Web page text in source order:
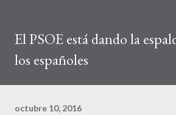
El PSOE está dando la
los españoles
octubre 10, 2016